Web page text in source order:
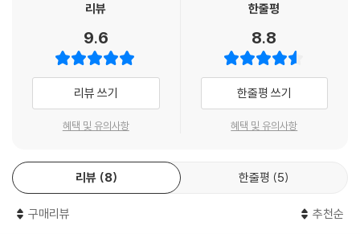
교육과정 문서를 바르게 해석하고
수업, 평가에 활용할 수 있는 실천력까지!
과정중심평가와 교육과정-수업-평가-기록 일체화를 위한 실천 가이드
이 책은 교육과정 문해력과 교육과정-수업-평가-기록 일체화, 과정중심
평가 및 실천 가이드의 4가지 큰 주제로 구성되어 있다. 최근 교육 현장의
이슈인 교육과정-수업-평가-기록 일체화, 과정중심평가, 배움중심수업
록 했다. 학생 실태 분석-교육과정 재구성-배움중심수업-과정중심평가-
기록 및 가정통지까지 교육과정의 모든 것을 이론부터 실천까지 총망라하
여 ‘학생 중심 교육’을을 실천하기 위해 노력하는 교사들에게 훌륭한 지침
모든 교사는 수업을 잘하는 교사가 되고 싶어 한다. 수업을 잘하는 교사가
되기 위해서는 교육과정 문해력이 꼭 필요하다. 이 책은 수업을 잘하는 교
사가 되기 위해 꼭 알아야 할 것들을 정선하여 설명해 놓았다. 또한 교사가
반드시 실천해야 할 것들은 저자가 직접 실천한 실제 사례 중심으로 제시
해 놓아 더 발전하는 교사가 되기 위해 노력하는 분들에게 큰 도움이 될 것
- 최재운 (경기도교육청 장학사)
교육과정-수업-평가 일체화가 무엇인지 본질을 놓치지 않고 풀어낸 이 책
은 교육과정 문해력 신장을 통해 새로운 도약을 준비하고 있는 제주도의
리뷰
9.6
리뷰 쓰기
혜택 및 유의사항
한줄평
8.8
한줄평 쓰기
혜택 및 유의사항
리뷰 8 한줄평 5
구매리뷰 추천순